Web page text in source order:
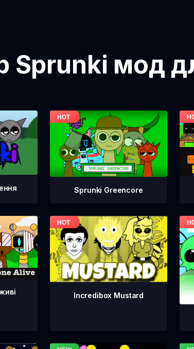
Sprunki мод
Sprunki Greencore
Incredibox Mustard